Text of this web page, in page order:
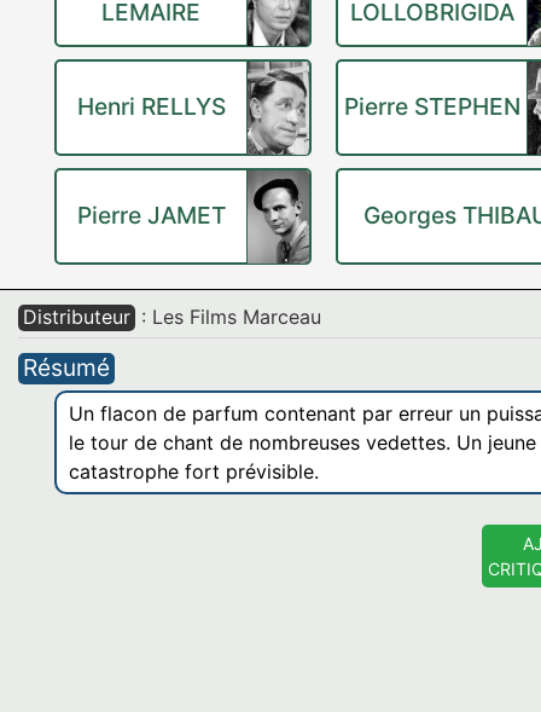
LEMAIRE
LOLLOBRIGIDA
Henri RELLYS Pierre STEPHEN
Pierre JAMET Georges
Distributeur : Les Films Marceau
Résumé
Un flacon de parfum contenant par erreur un
le tour de chant de nombreuses vedettes. Un
catastrophe fort prévisible.